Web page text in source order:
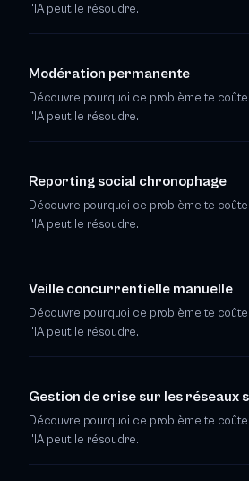
l'IA peut le résoudre.
Modération permanente
Découvre pourquoi ce problème te
l'IA peut le résoudre.
Reporting social chronophage
Découvre pourquoi ce problème te
l'IA peut le résoudre.
Veille concurrentielle manuelle
Découvre pourquoi ce problème te
l'IA peut le résoudre.
Gestion de crise sur les réseaux
Découvre pourquoi ce problème te
l'IA peut le résoudre.